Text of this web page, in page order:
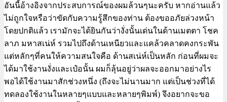
อันนี้อ้างอิงจากประสบการณ์ของผมล้วนๆนะครับ หากอ่านแล้ว
ไม่ถูกใจหรือว่าขัดกับความรู้สึกของท่าน ต้องขออภัยล่วงหน้า
โดยปกติแล้ว เรามักจะได้ยินกันว่างั่งนั้นเด่นในด้านเมตตา โชค
ลาภ มหาสเน่ห์ รวมไปถึงด้านเหนียวและแคล้วคลาดคงกระพัน
แต่หลักๆที่คนให้ความสนใจคือ ด้านสเน่ห์เป็นหลัก ก่อนที่ผมจะ
ได้มาใช้งานงั่งและเป๋อนั้น ผมก็ลุ้นอยู่ว่าผลจะออกมาอย่างไร
พอได้ใช้งานมาสักช่วงหนึ่ง (ถึงจะไม่นานมาก แต่เป็นช่วงที่ได้
ทดลองใช้งานในหลายๆแบบและหลายๆพิมพ์) จึงอยากจะขอ